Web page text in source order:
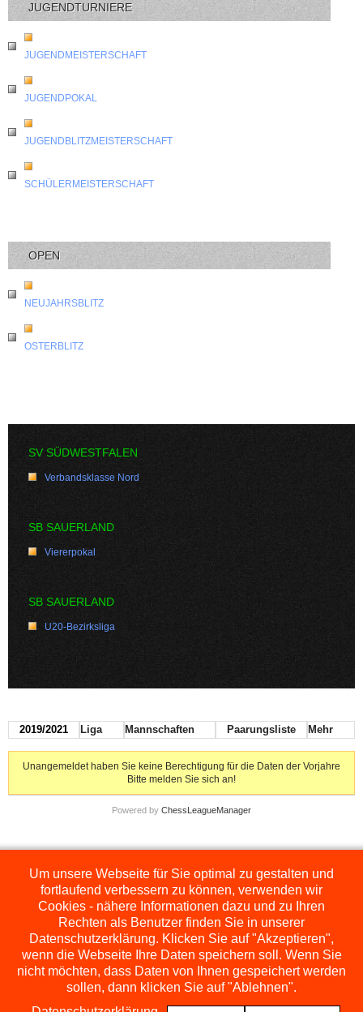
JUGENDTURNIERE
JUGENDMEISTERSCHAFT
JUGENDPOKAL
JUGENDBLITZMEISTERSCHAFT
SCHÜLERMEISTERSCHAFT
OPEN
NEUJAHRSBLITZ
OSTERBLITZ
SV SÜDWESTFALEN
Verbandsklasse Nord
SB SAUERLAND
Viererpokal
SB SAUERLAND
U20-Bezirksliga
2019/2021 Liga Mannschaften Paarungsliste Mehr
Unangemeldet haben Sie keine Berechtigung für die Daten der Vorjahre
Bitte melden Sie sich an!
Powered by ChessLeagueManager
Die hier dargestellten Ligen werden extern angezeigt und befinden sich im
Orginal aufhttp://www.schachbezirksauerland.de/635/2/index.php
Um unsere Webseite für Sie optimal zu gestalten und
fortlaufend verbessern zu können, verwenden wir
Cookies - nähere Informationen dazu und zu Ihren
Rechten als Benutzer finden Sie in unserer
Datenschutzerklärung. Klicken Sie auf "Akzeptieren",
wenn die Webseite Ihre Daten speichern soll. Wenn Sie
nicht möchten, dass Daten von Ihnen gespeichert werden
sollen, dann klicken Sie auf "Ablehnen".